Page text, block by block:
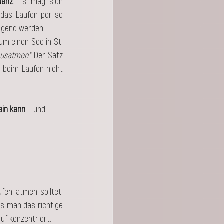
Laufen per se
werden.
einen See in St.
.“ Der Satz
Laufen nicht
kann – und
atmen solltet.
man das richtige
konzentriert.